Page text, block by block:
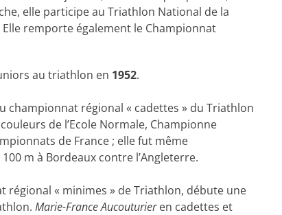
elle participe au Triathlon National de la
Elle remporte également le Championnat
au triathlon en 1952.
championnat régional « cadettes » du Triathlon
de l’Ecole Normale, Championne
de France ; elle fut même
m à Bordeaux contre l’Angleterre.
régional « minimes » de Triathlon, débute une
Marie-France Aucouturieren cadettes et